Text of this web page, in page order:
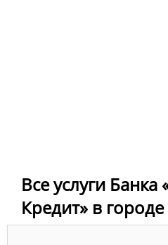
Все услуги Банка
Кредит» в